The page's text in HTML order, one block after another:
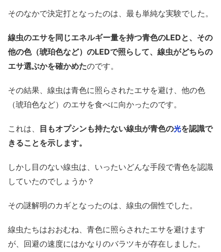
そのなかで決定打となったのは、最も単純な実験でした。
線虫のエサを同じエネルギー量を持つ青色のLEDと、その
他の色（琥珀色など）のLEDで照らして、線虫がどちらの
エサ選ぶかを確かめたのです。
その結果、線虫は青色に照らされたエサを避け、他の色
（琥珀色など）のエサを食べに向かったのです。
これは、 目もオプシンも持たない線虫が青色の光を認識で
きることを示します。
しかし目のない線虫は、いったいどんな手段で青色を認識
していたのでしょうか？
その謎解明のカギとなったのは、線虫の個性でした。
線虫たちはおおむね、青色に照らされたエサを避けます
が、回避の速度にはかなりのバラツキが存在しました。